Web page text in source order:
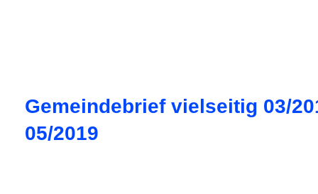
Gemeindebrief vielseitig 03/
05/2019